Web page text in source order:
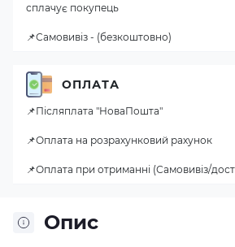
Опис
сплачує покупець
📌Самовивіз - (безкоштовно)
ОПЛАТА
📌Післяплата "НоваПошта"
📌Оплата на розрахунковий рахунок
📌Оплата при отриманні (Самовивіз/